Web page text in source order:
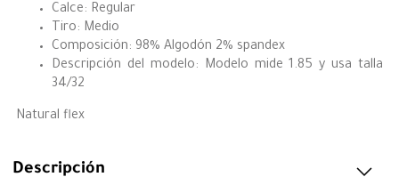
Calce: Regular
Tiro: Medio
Composición: 98% Algodón 2% spandex
Descripción del modelo: Modelo mide 1.85 y usa talla
34/32
Natural flex
Descripción